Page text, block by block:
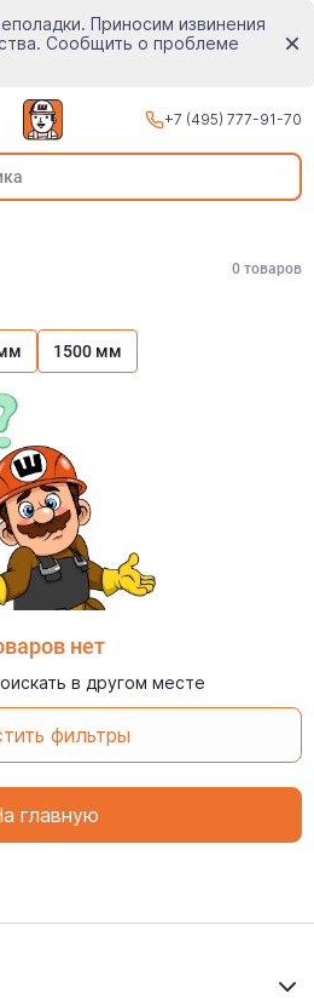
Приносим извинения
Сообщить о проблеме
+7 (495) 777-91-70
0 товаров
1500 мм
нет
в другом месте
фильтры
главную